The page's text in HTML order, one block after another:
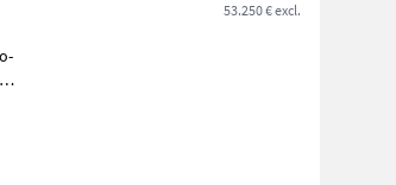
53.250 € excl.